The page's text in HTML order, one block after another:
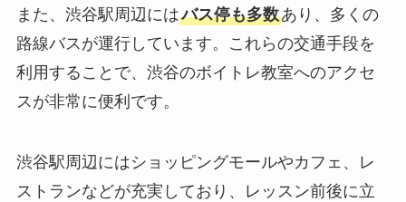
また、渋谷駅周辺にはバス停も多数あり、多くの
路線バスが運行しています。これらの交通手段を
利用することで、渋谷のボイトレ教室へのアクセ
スが非常に便利です。
渋谷駅周辺にはショッピングモールやカフェ、レ
ストランなどが充実しており、レッスン前後に立